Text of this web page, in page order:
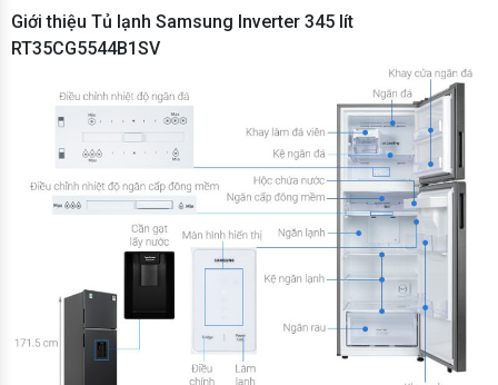
Giới thiệu Tủ lạnh Samsung Inverter 345 lít
RT35CG5544B1SV